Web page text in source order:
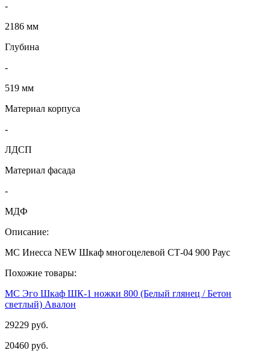
-
2186 мм
Глубина
-
519 мм
Материал корпуса
-
ЛДСП
Материал фасада
-
МДФ
Описание:
МС Инесса NEW Шкаф многоцелевой СТ-04 900 Раус
Похожие товары:
МС Эго Шкаф ШК-1 ножки 800 (Белый глянец / Бетон
светлый) Авалон
29229 руб.
20460 руб.